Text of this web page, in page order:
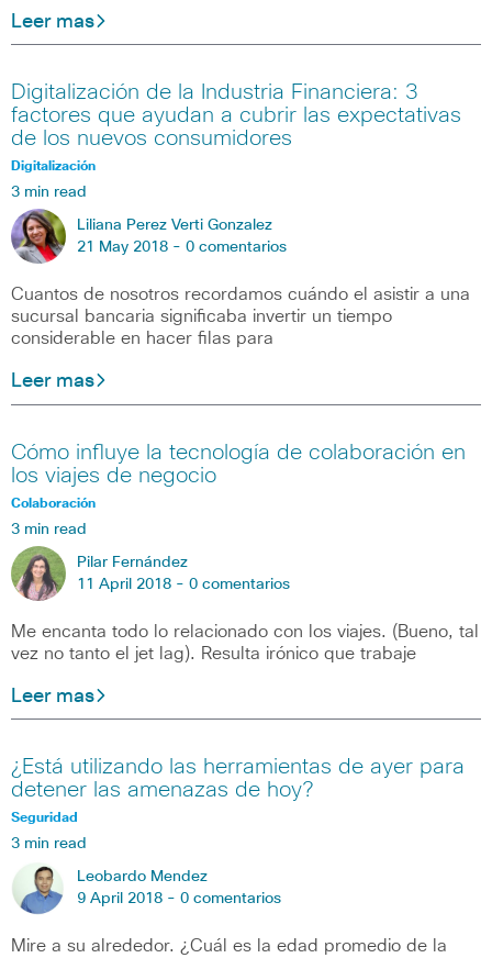
Leer mas
Digitalización de la Industria Financiera: 3
factores que ayudan a cubrir las expectativas
de los nuevos consumidores
Digitalización
3 min read
Liliana Perez Verti Gonzalez
21 May 2018 - 0 comentarios
Cuantos de nosotros recordamos cuándo el asistir a una
sucursal bancaria significaba invertir un tiempo
considerable en hacer filas para
Leer mas
Cómo influye la tecnología de colaboración en
los viajes de negocio
Colaboración
3 min read
Pilar Fernández
11 April 2018 - 0 comentarios
Me encanta todo lo relacionado con los viajes. (Bueno, tal
vez no tanto el jet lag). Resulta irónico que trabaje
Leer mas
¿Está utilizando las herramientas de ayer para
detener las amenazas de hoy?
Seguridad
3 min read
Leobardo Mendez
9 April 2018 - 0 comentarios
Mire a su alrededor. ¿Cuál es la edad promedio de la